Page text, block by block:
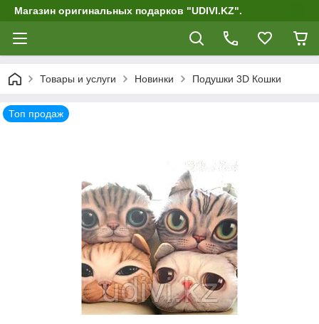
Магазин оригинальных подарков "UDIVI.KZ".
Товары и услуги Новинки Подушки 3D Кошки
Топ продаж